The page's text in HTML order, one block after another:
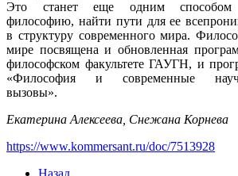
Это станет еще одним способом
философию, найти пути для ее
в структуру современного мира.
мире посвящена и обновленная
философском факультете ГАУГН, и
«Философия и современные
вызовы».
Екатерина Алексеева, Снежана Корнева
https://www.kommersant.ru/doc/7513928
Назад